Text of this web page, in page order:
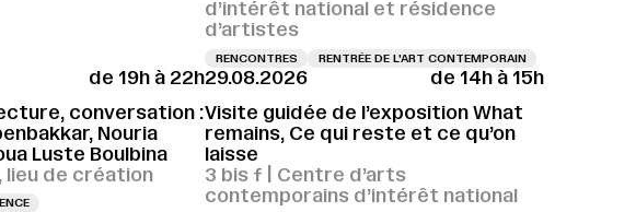
d’intérêt national et résidence
d’artistes
RENCONTRES RENTRÉE DE L'ART CONTEMPORAIN
18H VERNISSAGE LE 28.08.2026 À 18H VERNISSAGE LE 28.08.2026 À 18H
de 19h à 22h
conversation :
Nouria
Luste Boulbina
lieu de création
29.08.2026
de 14h à 15h
Visite guidée de l’exposition What
remains, Ce qui reste et ce qu’on
laisse
3 bis f | Centre d’arts
contemporains d’intérêt national